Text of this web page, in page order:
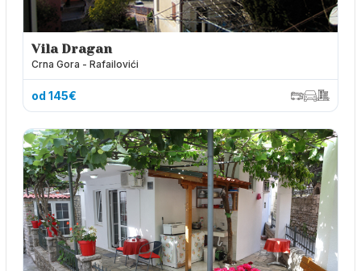
Vila Dragan
Crna Gora - Rafailovići
od 145€